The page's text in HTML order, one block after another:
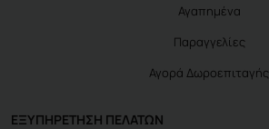
Αγαπημένα
Παραγγελίες
Αγορά Δωροεπιταγής
ΕΞΥΠΗΡΕΤΗΣΗ ΠΕΛΑΤΩΝ